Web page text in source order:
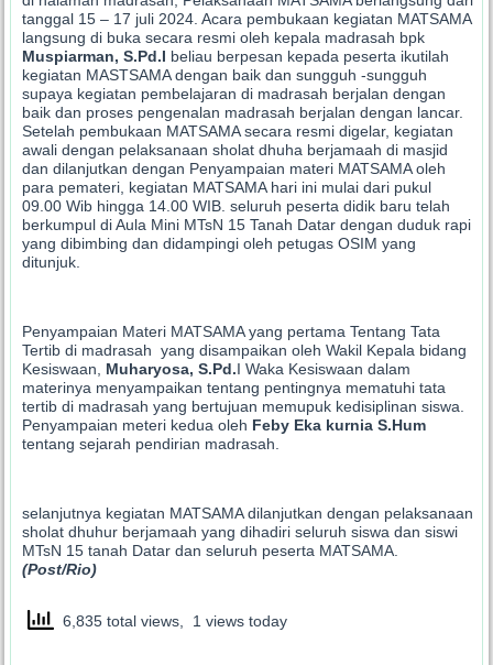
tanggal 15 – 17 juli 2024. Acara pembukaan kegiatan MATSAMA
langsung di buka secara resmi oleh kepala madrasah bpk
Muspiarman, S.Pd.I beliau berpesan kepada peserta ikutilah
kegiatan MASTSAMA dengan baik dan sungguh -sungguh
supaya kegiatan pembelajaran di madrasah berjalan dengan
baik dan proses pengenalan madrasah berjalan dengan lancar.
Setelah pembukaan MATSAMA secara resmi digelar, kegiatan
awali dengan pelaksanaan sholat dhuha berjamaah di masjid
dan dilanjutkan dengan Penyampaian materi MATSAMA oleh
para pemateri, kegiatan MATSAMA hari ini mulai dari pukul
09.00 Wib hingga 14.00 WIB. seluruh peserta didik baru telah
berkumpul di Aula Mini MTsN 15 Tanah Datar dengan duduk rapi
yang dibimbing dan didampingi oleh petugas OSIM yang
ditunjuk.
Penyampaian Materi MATSAMA yang pertama Tentang Tata
Tertib di madrasah yang disampaikan oleh Wakil Kepala bidang
Kesiswaan, Muharyosa, S.Pd.I Waka Kesiswaan dalam
materinya menyampaikan tentang pentingnya mematuhi tata
tertib di madrasah yang bertujuan memupuk kedisiplinan siswa.
Penyampaian meteri kedua oleh Feby Eka kurnia S.Hum
tentang sejarah pendirian madrasah.
selanjutnya kegiatan MATSAMA dilanjutkan dengan pelaksanaan
sholat dhuhur berjamaah yang dihadiri seluruh siswa dan siswi
MTsN 15 tanah Datar dan seluruh peserta MATSAMA.
(Post/Rio)
6,835 total views, 1 views today